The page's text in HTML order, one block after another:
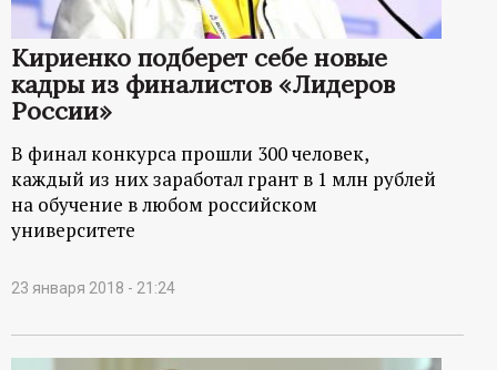
Кириенко подберет себе новые
кадры из финалистов «Лидеров
России»
В финал конкурса прошли 300 человек,
каждый из них заработал грант в 1 млн рублей
на обучение в любом российском
университете
23 января 2018 - 21:24